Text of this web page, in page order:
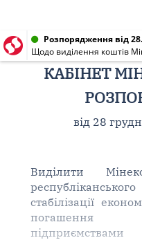
Розпорядження від
Щодо виділення коштів
КАБІНЕТ
від 28
Виділити
стабілізації
погашення